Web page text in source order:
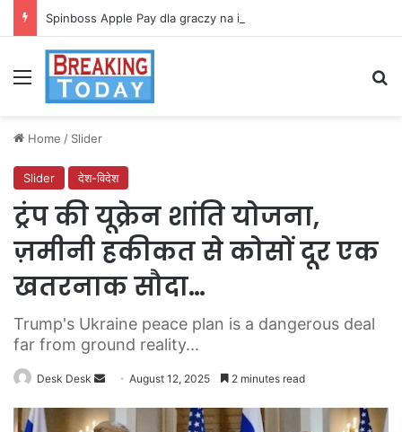
Spinboss Apple Pay dla graczy na iPhone
Menu
Home / Slider
Slider देश-विदेश
ट्रंप की यूक्रेन शांति योजना,
ज़मीनी हकीकत से कोसों दूर एक
खतरनाक सौदा…
Trump's Ukraine peace plan is a dangerous deal
far from ground reality...
Desk Desk
Send
email
August 12, 2025 2 minutes read